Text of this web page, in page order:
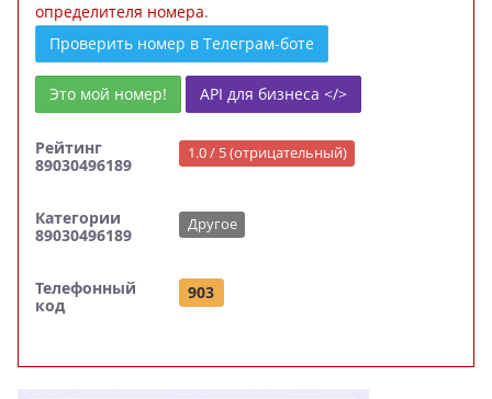
определителя номера.
Проверить номер в Телеграм-боте
Это мой номер! API для бизнеса </>
Рейтинг
89030496189
1.0 / 5 (отрицательный)
Категории
89030496189
Другое
Телефонный
код
903